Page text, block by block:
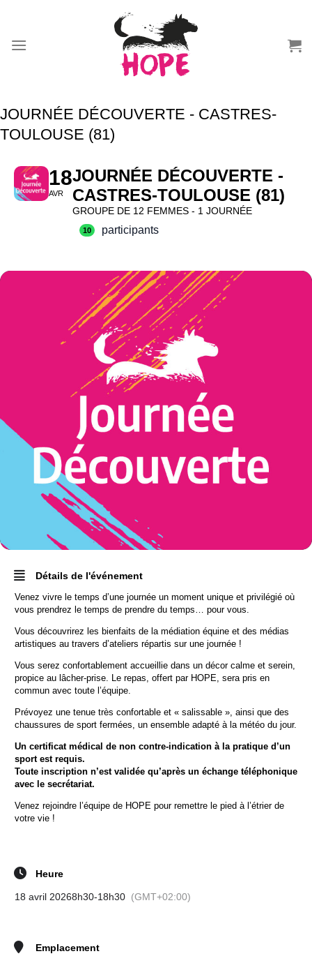
contenu
JOURNÉE DÉCOUVERTE - CASTRES-
TOULOUSE (81)
18
AVR
JOURNÉE DÉCOUVERTE -
CASTRES-TOULOUSE (81)
GROUPE DE 12 FEMMES - 1 JOURNÉE
10 participants
Détails de l'événement
Venez vivre le temps d’une journée un moment unique et privilégié où
vous prendrez le temps de prendre du temps… pour vous.
Vous découvrirez les bienfaits de la médiation équine et des médias
artistiques au travers d’ateliers répartis sur une journée !
Vous serez confortablement accueillie dans un décor calme et serein,
propice au lâcher-prise. Le repas, offert par HOPE, sera pris en
commun avec toute l’équipe.
Prévoyez une tenue très confortable et « salissable », ainsi que des
chaussures de sport fermées, un ensemble adapté à la météo du jour.
Un certificat médical de non contre-indication à la pratique d’un
sport est requis.
Toute inscription n’est validée qu’après un échange téléphonique
avec le secrétariat.
Venez rejoindre l’équipe de HOPE pour remettre le pied à l’étrier de
votre vie !
Heure
18 avril 20268h30-18h30 (GMT+02:00)
Emplacement